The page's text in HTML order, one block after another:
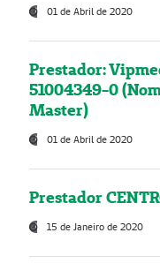
01 de Abril de 2020
Prestador:
51004349-0
Master)
01 de Abril de 2020
Prestador
15 de Janeiro de 2020